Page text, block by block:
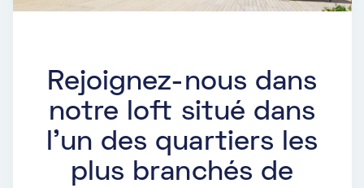
Rejoignez-nous dans
notre loft situé dans
l'un des quartiers les
plus branchés de